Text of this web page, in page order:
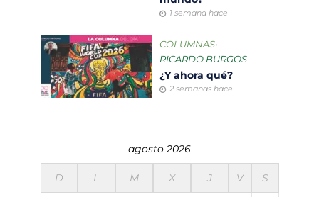
1 semana hace
COLUMNAS•
RICARDO BURGOS
¿Y ahora qué?
2 semanas hace
agosto 2026
D L M X J V S